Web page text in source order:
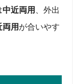
中近両用
、外出
用 が合いやす